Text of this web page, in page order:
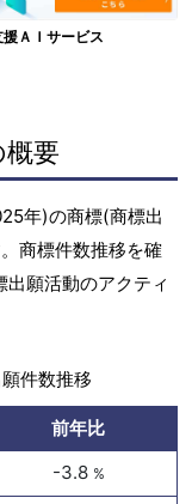
援ＡＩサービス
要
年)の商標(商標出
商標件数推移を確
願活動のアクティ
件数推移
前年比
-3.8 %